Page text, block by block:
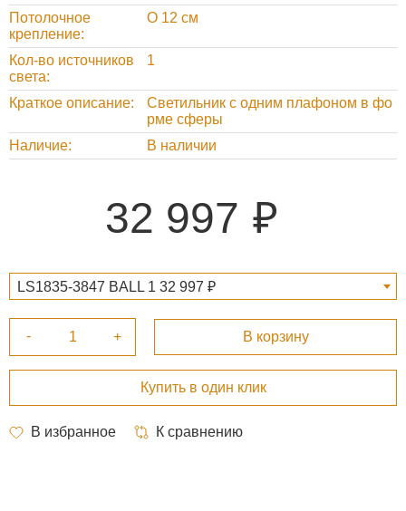
Потолочное
крепление
O 12 см
Кол-во источников
света
1
Краткое описание
Светильник с одним плафоном в фо
рме сферы
Наличие
В наличии
32 997
LS1835-3847 BALL 1 32 997 ₽